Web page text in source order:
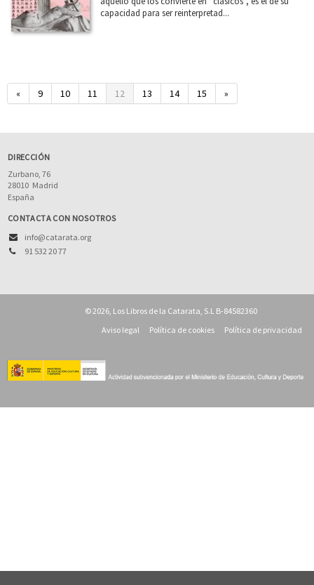
capacidad para ser reinterpretad...
« 9 10 11 12 13 14 15 »
DIRECCIÓN
Zurbano, 76
28010 Madrid
España
CONTACTA CON NOSOTROS
info@catarata.org
91 532 20 77
© 2026, Los Libros de la Catarata, S.L B-84582360
Aviso legal
Política de cookies Política de privacidad